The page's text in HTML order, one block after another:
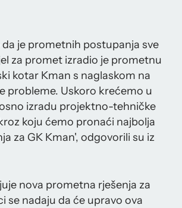
je prometnih postupanja sve
za promet izradio je prometnu
kotar Kman s naglaskom na
probleme. Uskoro krećemo u
izradu projektno-tehničke
koju ćemo pronaći najbolja
za GK Kman', odgovorili su iz
nova prometna rješenja za
se nadaju da će upravo ova